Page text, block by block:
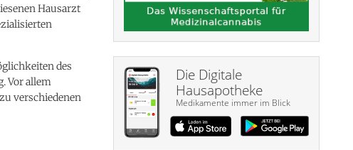
Hausarzt
des
Vor allem
verschiedenen
Die Digitale
Hausapotheke
Medikamente immer im Blick